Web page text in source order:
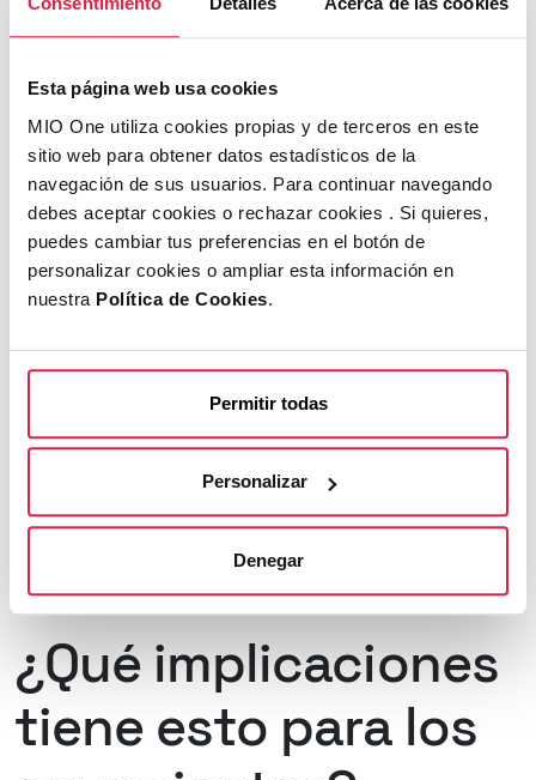
Esta página web usa cookies
MIO One utiliza cookies propias y de terceros en este
sitio web para obtener datos estadísticos de la
navegación de sus usuarios. Para continuar navegando
debes aceptar cookies o rechazar cookies . Si quieres,
puedes cambiar tus preferencias en el botón de
personalizar cookies o ampliar esta información en
nuestra Política de Cookies.
Permitir todas
Personalizar
Denegar
Como señaló Marie-Clare Puffett, de IAB Europe,
el verdadero potencial llegará cuando los datos
de comercio puedan integrarse completamente
con otros canales.
¿Qué están
buscando las
marcas?
Combinar datos de compra con medios
escalables y medibles. Esa es la ecuación
con funcionalidades «shoppable» se perfila
como uno de los grandes focos de innovación
para los próximos meses: permite activar
branding, performance y atribución en un solo
entorno cerrado y transparente.
¿Qué implicaciones
tiene esto para los